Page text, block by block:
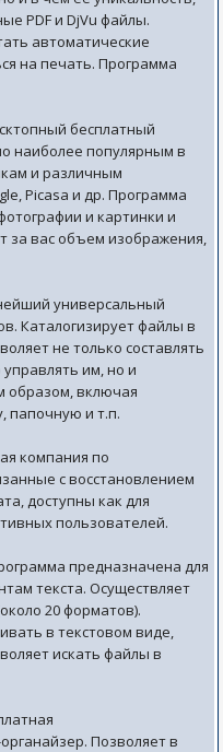
PDF и DjVu файлы.
автоматические
на печать. Программа
бесплатный
наиболее популярным в
и различным
Picasa и др. Программа
и картинки и
за вас объем изображения,
универсальный
Каталогизирует файлы в
не только составлять
им, но и
образом, включая
папочную и т.п.
компания по
с восстановлением
доступны как для
пользователей.
предназначена для
текста. Осуществляет
20 форматов).
в текстовом виде,
искать файлы в
Позволяет в